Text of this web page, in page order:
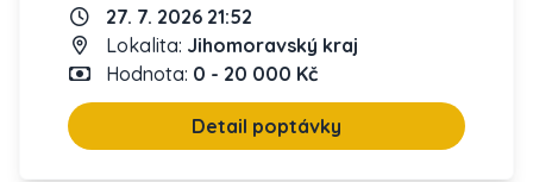
27. 7. 2026 21:52
Lokalita: Jihomoravský kraj
Hodnota: 0 - 20 000 Kč
Detail poptávky